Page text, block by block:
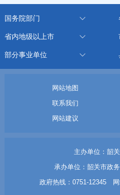
国务院部门
省内地级以上市
部分事业单位
网站地图
联系我们
网站建议
主办单位：韶
承办单位：韶关市政
政府热线：0751-12345 网